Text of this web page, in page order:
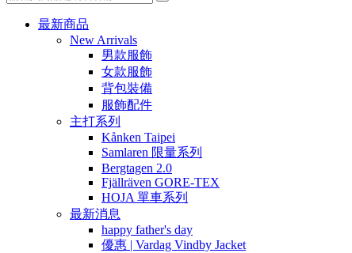
最新商品
New Arrivals
男款服飾
女款服飾
背包裝備
服飾配件
主打系列
Kånken Taipei
Samlaren 限量系列
Bergtagen 2.0
Fjällräven GORE-TEX
HOJA 單車系列
最新消息
happy father's day
優惠 | Vardag Vindby Jacket